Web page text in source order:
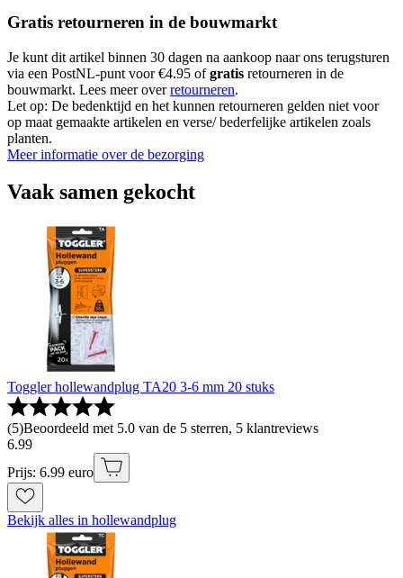
Gratis retourneren in de bouwmarkt
Je kunt dit artikel binnen 30 dagen na aankoop naar ons terugsturen
via een PostNL-punt voor €4.95 ofgratis retourneren in de
bouwmarkt. Lees meer overretourneren.
Let op: De bedenktijd en het kunnen retourneren gelden niet voor
op maat gemaakte artikelen en verse/ bederfelijke artikelen zoals
planten.
Meer informatie over de bezorging
Vaak samen gekocht
Toggler hollewandplug TA20 3-6 mm 20 stuks
(5)Beoordeeld met 5.0 van de 5 sterren, 5 klantreviews
6.99
Prijs: 6.99 euro
Bekijk alles in hollewandplug